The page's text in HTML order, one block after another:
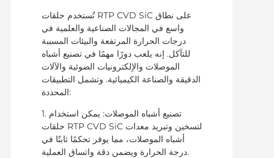
تُستخدم حلقات RTP CVD SiC على نطاق
واسع في المجالات الصناعية والعلمية في
درجات الحرارة المرتفعة والبيئات المسببة
للتآكل. إنه يلعب دورًا مهمًا في تصنيع أشباه
الموصلات والإلكترونيات الضوئية والآلات
الدقيقة والصناعة الكيميائية. وتشمل التطبيقات
المحددة:
1. تصنيع أشباه الموصلات: يمكن استخدام
حلقات RTP CVD SiC لتسخين وتبريد معدات
أشباه الموصلات، مما يوفر تحكمًا ثابتًا في
درجة الحرارة ويضمن دقة واتساق العملية.